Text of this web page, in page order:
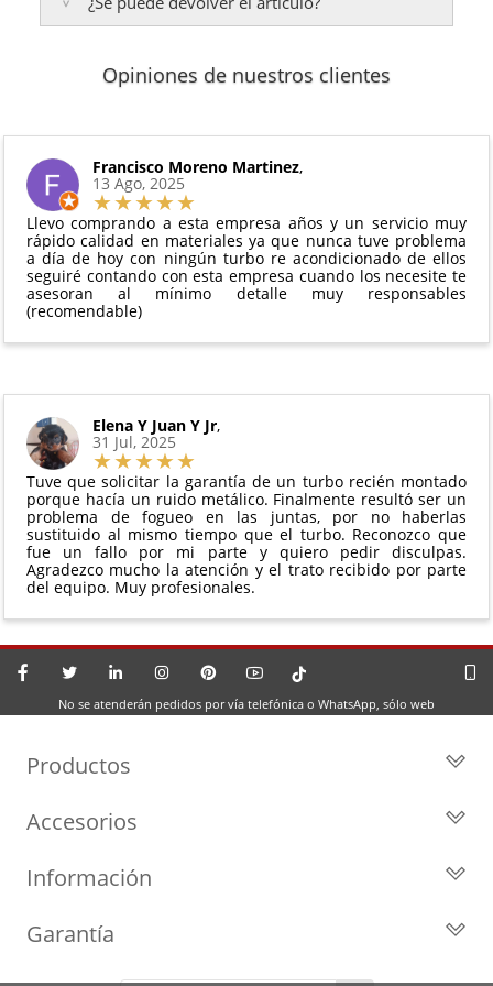
48 a 72 horas laborables.
Los plazos pueden variar según el destino y la
disponibilidad del producto.
3 años de garantía : Para productos nuevos
adquiridos por consumidores finales.
(excepto los indicados a continuación).
6 meses de garantía
y compresores de aire acondicionado.
Todas nuestras garantías cumplen con la legislación
vigente. Consulta nuestras
para más información.
Te enviaremos un correo electrónico con la factura
de venta, incluyendo el seguimiento del pedido para
pedido.
14 días naturales desde la fecha de entrega.
El productono debe haber sido montado ni
manipulado
Debe devolverse en su
perfectas condiciones
Opiniones de nuestros clientes
Francisco Moreno Martinez,
13 Ago, 2025
Llevo comprando a esta empresa años y un servicio muy
rápido calidad en materiales ya que nunca tuve problema
a día de hoy con ningún turbo re acondicionado de ellos
seguiré contando con esta empresa cuando los necesite te
asesoran al mínimo detalle muy responsables
(recomendable)
Elena Y Juan Y Jr,
31 Jul, 2025
Tuve que solicitar la garantía de un turbo recién montado
porque hacía un ruido metálico. Finalmente resultó ser un
problema de fogueo en las juntas, por no haberlas
sustituido al mismo tiempo que el turbo. Reconozco que
fue un fallo por mi parte y quiero pedir disculpas.
Agradezco mucho la atención y el trato recibido por parte
del equipo. Muy profesionales.
No se atenderán pedidos por vía telefónica o WhatsApp, sólo web
Productos
Turbos por Marca
Cartuchos
Accesorios
Geometrías
Kits de Juntas
Información
Privacidad y Aviso Legal
Preguntas Frecuentes
Garantía